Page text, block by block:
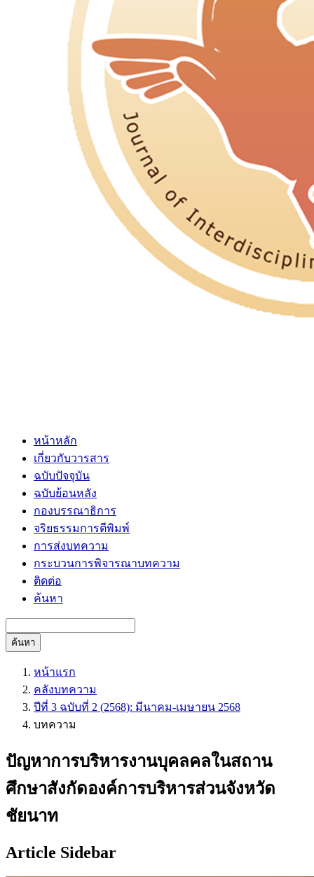
หน้าหลัก
เกี่ยวกับวารสาร
ฉบับปัจจุบัน
ฉบับย้อนหลัง
กองบรรณาธิการ
จริยธรรมการตีพิมพ์
การส่งบทความ
กระบวนการพิจารณาบทความ
ติดต่อ
ค้นหา
ค้นหา
หน้าแรก
คลังบทความ
ปีที่ 3 ฉบับที่ 2 (2568): มีนาคม-เมษายน 2568
บทความ
ปัญหาการบริหารงานบุคลคลในสถาน
ศึกษาสังกัดองค์การบริหารส่วนจังหวัด
ชัยนาท
Article Sidebar